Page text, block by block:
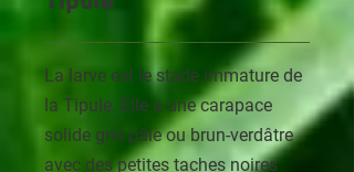
La larve est le stade immature de
la Tipule. Elle a une carapace
solide gris pâle ou brun-verdâtre
avec des petites taches noires